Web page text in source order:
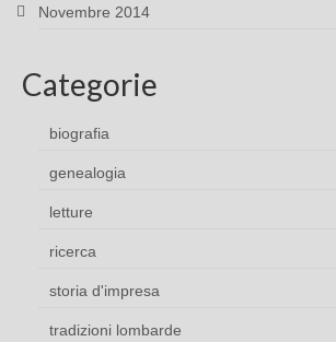
Novembre 2014
Categorie
biografia
genealogia
letture
ricerca
storia d'impresa
tradizioni lombarde